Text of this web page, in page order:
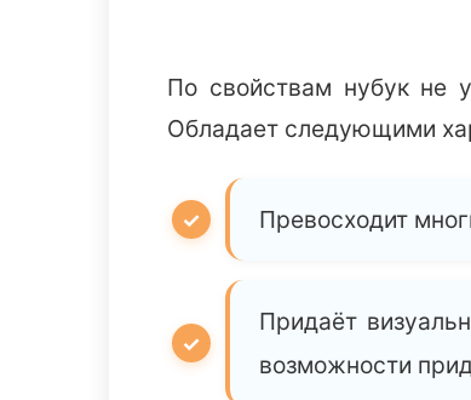
По свойствам нубук не
Обладает следующими
Превосходит
Придаёт
возможности